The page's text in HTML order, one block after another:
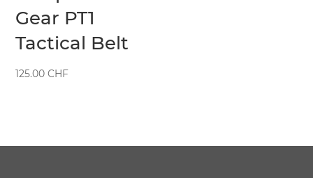
Gear PT1
Tactical Belt
125.00CHF